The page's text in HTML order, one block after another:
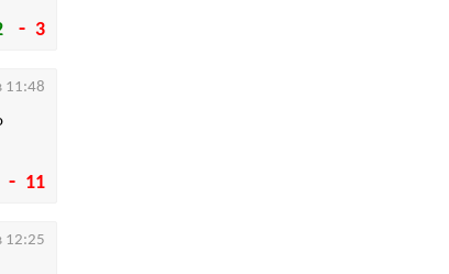
3
11
11:48
12:25